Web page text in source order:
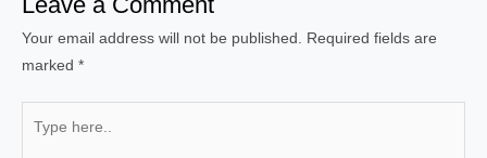
Your email address will not be published. Required fields are
marked *